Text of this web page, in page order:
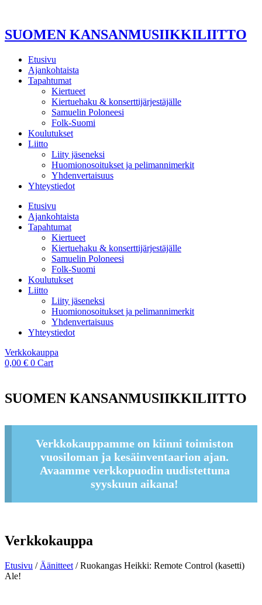
SUOMEN KANSANMUSIIKKILIITTO
Etusivu
Ajankohtaista
Tapahtumat
Kiertueet
Kiertuehaku & konserttijärjestäjälle
Samuelin Poloneesi
Folk-Suomi
Koulutukset
Liitto
Liity jäseneksi
Huomionosoitukset ja pelimannimerkit
Yhdenvertaisuus
Yhteystiedot
Etusivu
Ajankohtaista
Tapahtumat
Kiertueet
Kiertuehaku & konserttijärjestäjälle
Samuelin Poloneesi
Folk-Suomi
Koulutukset
Liitto
Liity jäseneksi
Huomionosoitukset ja pelimannimerkit
Yhdenvertaisuus
Yhteystiedot
Verkkokauppa
0,00 € 0 Cart
SUOMEN KANSANMUSIIKKILIITTO
Verkkokauppamme on kiinni toimiston
vuosiloman ja kesäinventaarion ajan.
Avaamme verkkopuodin uudistettuna
syyskuun aikana!
Verkkokauppa
Etusivu / Äänitteet / Ruokangas Heikki: Remote Control (kasetti)
Ale!